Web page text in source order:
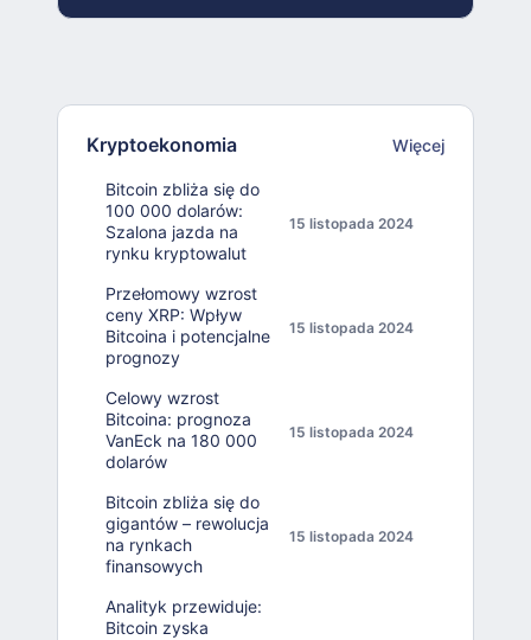
Kryptoekonomia Więcej
Bitcoin zbliża się do
100 000 dolarów:
Szalona jazda na
rynku kryptowalut
15 listopada 2024
Przełomowy wzrost
ceny XRP: Wpływ
Bitcoina i potencjalne
prognozy
15 listopada 2024
Celowy wzrost
Bitcoina: prognoza
VanEck na 180 000
dolarów
15 listopada 2024
Bitcoin zbliża się do
gigantów – rewolucja
na rynkach
finansowych
15 listopada 2024
Analityk przewiduje:
Bitcoin zyska